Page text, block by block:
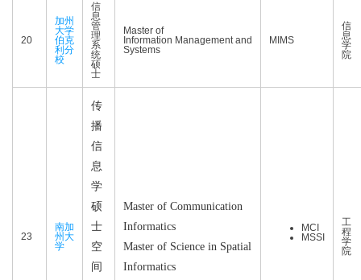
20
加州
大学
伯克
利分
校
信
息
管
理
系
统
硕
士
Master of
Information Management and
Systems
MIMS
信
息
学
院
23
南加
州大
学
传
播
信
息
学
硕
士
空
间
Master of Communication
Informatics
Master of Science in Spatial
Informatics
MCI
MSSI
工
程
学
院